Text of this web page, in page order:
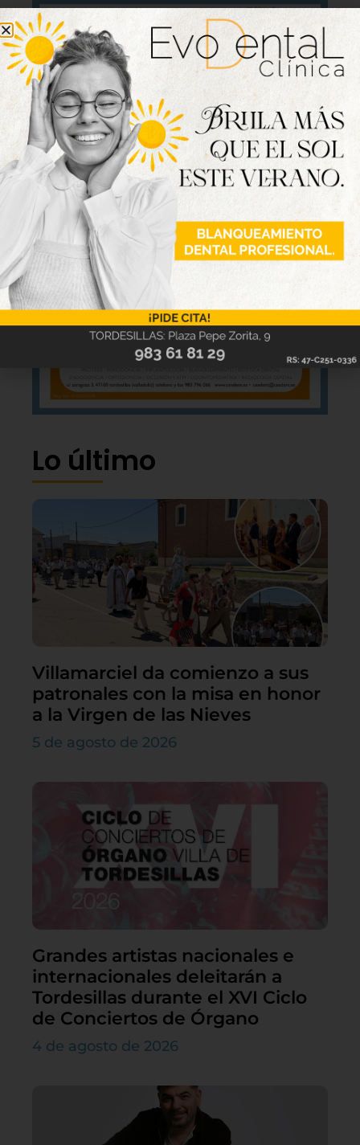
Lo último
Villamarciel da comienzo a sus
patronales con la misa en honor
a la Virgen de las Nieves
5 de agosto de 2026
Grandes artistas nacionales e
internacionales deleitarán a
Tordesillas durante el XVI Ciclo
de Conciertos de Órgano
4 de agosto de 2026